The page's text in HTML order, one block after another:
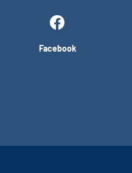
Facebook